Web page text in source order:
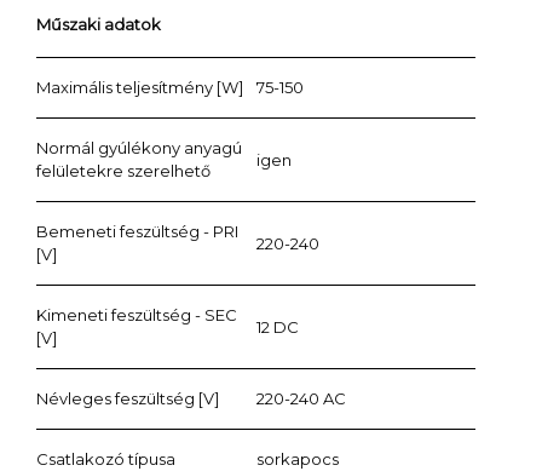
Műszaki adatok
Maximális teljesítmény [W] 75-150
Normál gyúlékony anyagú
felületekre szerelhető
igen
Bemeneti feszültség - PRI
[V]
220-240
Kimeneti feszültség - SEC
[V]
12 DC
Névleges feszültség [V] 220-240 AC
Csatlakozó típusa sorkapocs